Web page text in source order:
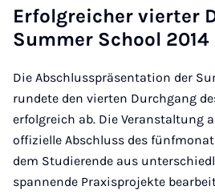
Er­fol­greich­er viert­er
Sum­mer School 2014
Die Abschlusspräsentation der
rundete den vierten Durchgang
erfolgreich ab. Die Veranstaltung
offizielle Abschluss des
dem Studierende aus
spannende Praxisprojekte